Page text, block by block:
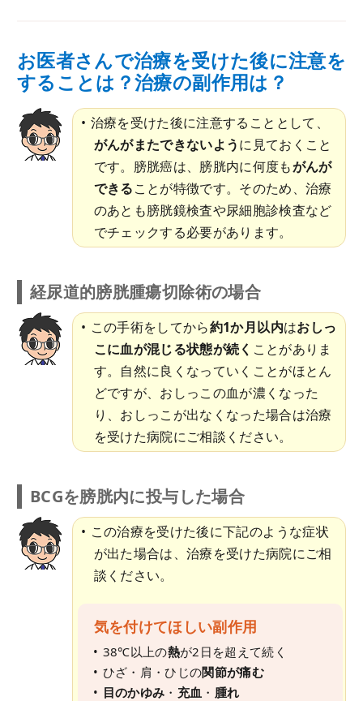
お医者さんで治療を受けた後に注意を
することは？治療の副作用は？
治療を受けた後に注意することとして、
がんがまたできないように見ておくこと
です。膀胱癌は、膀胱内に何度もがんが
できることが特徴です。そのため、治療
のあとも膀胱鏡検査や尿細胞診検査など
でチェックする必要があります。
経尿道的膀胱腫瘍切除術の場合
この手術をしてから約1か月以内はおしっ
こに血が混じる状態が続く ことがありま
す。自然に良くなっていくことがほとん
どですが、おしっこの血が濃くなった
り、おしっこが出なくなった場合は治療
を受けた病院にご相談ください。
BCGを膀胱内に投与した場合
この治療を受けた後に下記のような症状
が出た場合は、治療を受けた病院にご相
談ください。
気を付けてほしい副作用
38℃以上の熱が2日を超えて続く
ひざ・肩・ひじの関節が痛む
目のかゆみ ・ 充血 ・ 腫れ